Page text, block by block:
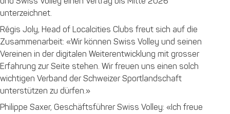
unterzeichnet.
Régis Joly, Head of Localcities Clubs freut sich auf die
Zusammenarbeit: «Wir können Swiss Volley und seinen
Vereinen in der digitalen Weiterentwicklung mit grosser
Erfahrung zur Seite stehen. Wir freuen uns einen solch
wichtigen Verband der Schweizer Sportlandschaft
unterstützen zu dürfen.»
Philippe Saxer, Geschäftsführer Swiss Volley: «Ich freue